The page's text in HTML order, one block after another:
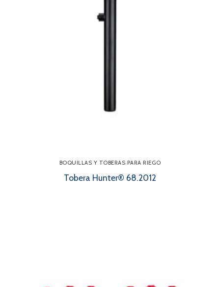
BOQUILLAS Y TOBERAS PARA RIEGO
Tobera Hunter® 68.2012